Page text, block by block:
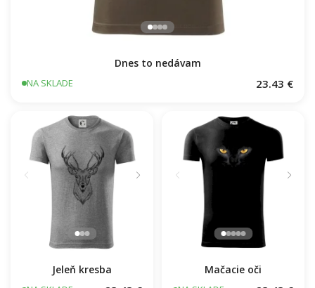
Dnes to nedávam
NA SKLADE 23.43 €
Jeleň kresba Mačacie oči